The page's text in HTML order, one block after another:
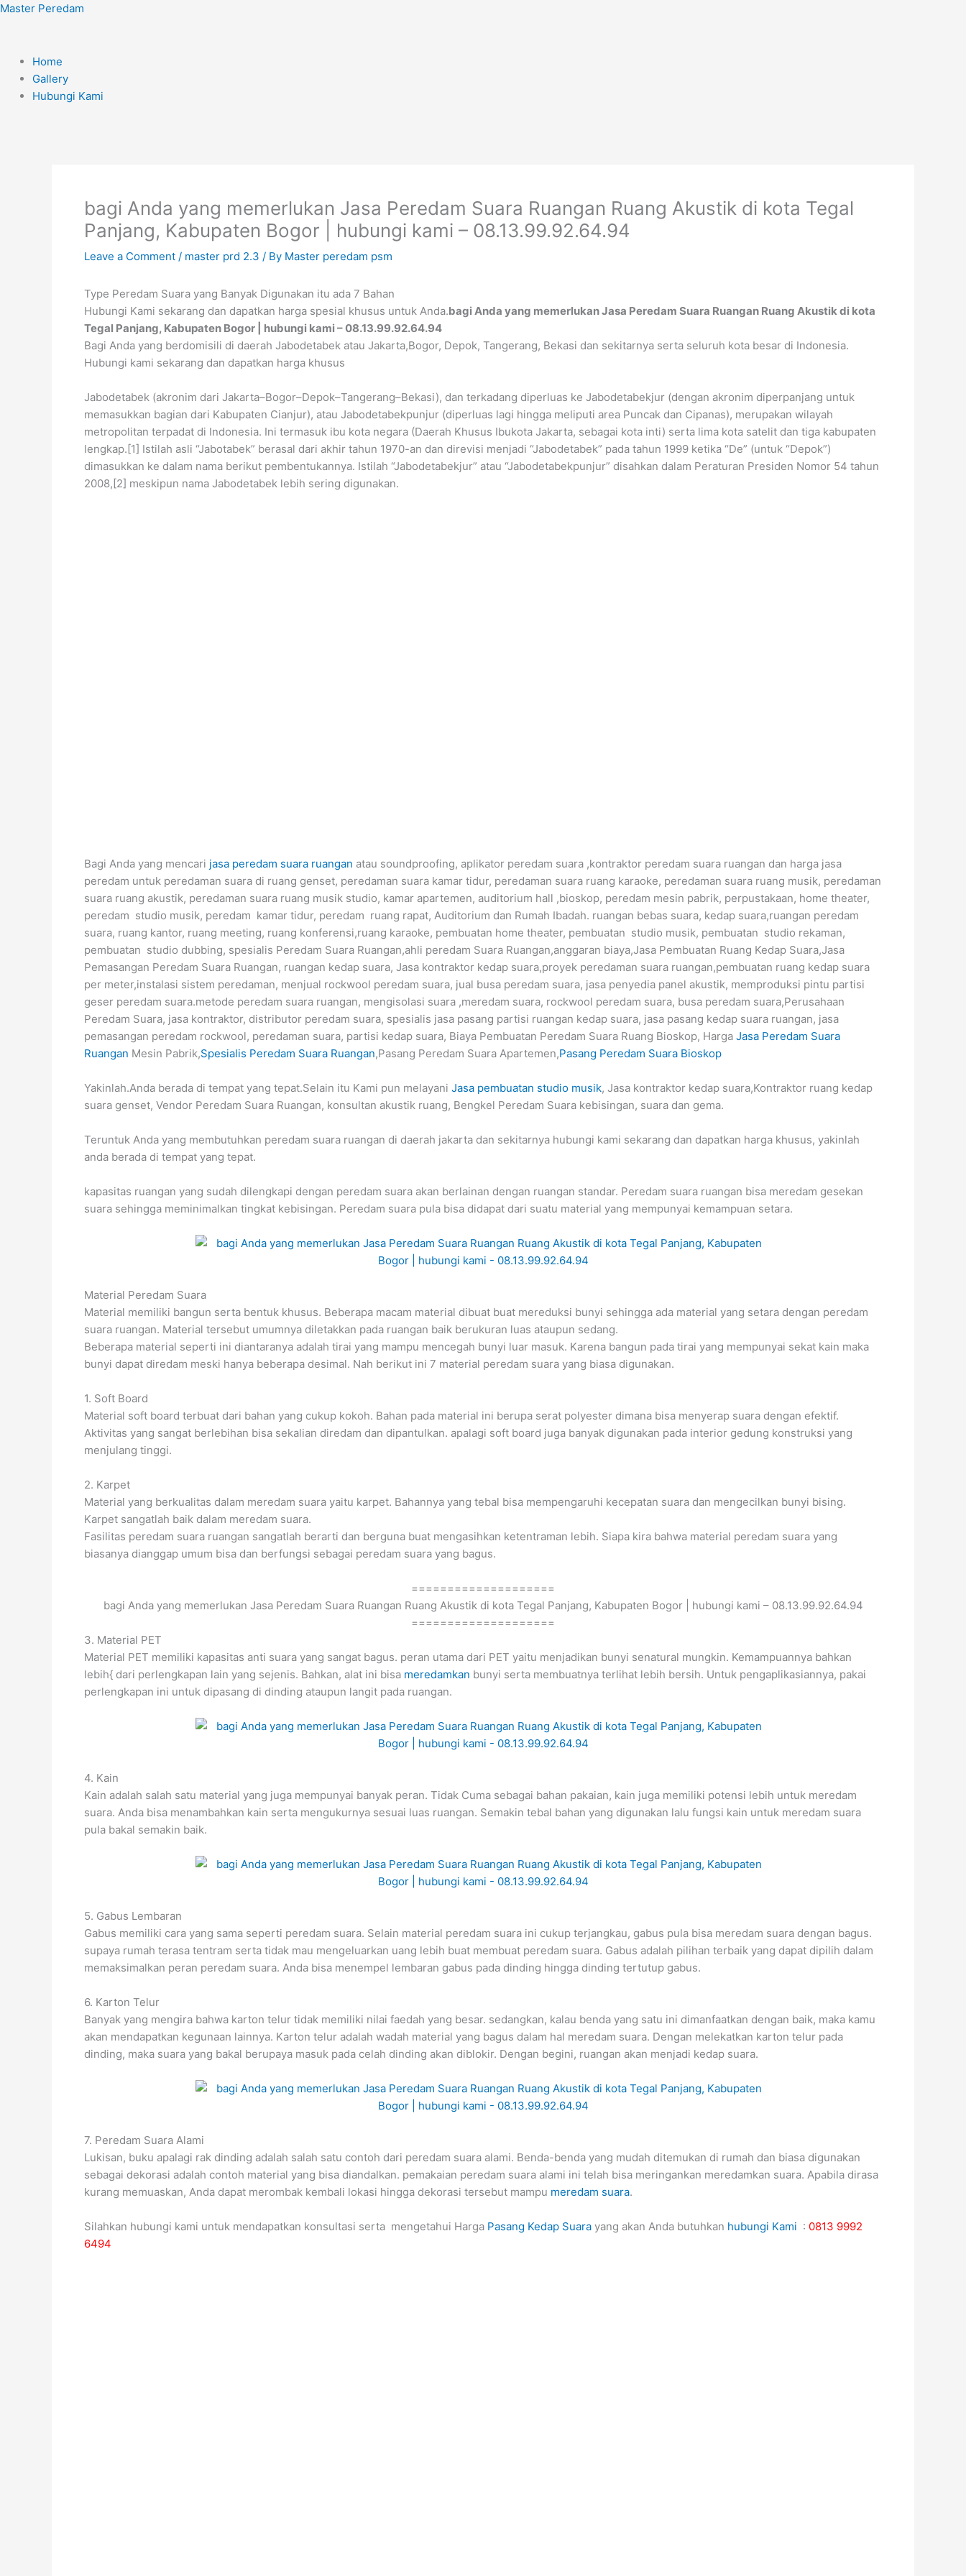
Skip
Master Peredam
Menu
Home
Gallery
Hubungi Kami
bagi Anda yang memerlukan Jasa Peredam Suara Ruangan Ruang Akustik di kota Tegal
Panjang, Kabupaten Bogor | hubungi kami – 08.13.99.92.64.94
Leave a Comment / master prd 2.3 / By Master peredam psm
Type Peredam Suara yang Banyak Digunakan itu ada 7 Bahan
Hubungi Kami sekarang dan dapatkan harga spesial khusus untuk Anda.bagi Anda yang memerlukan Jasa Peredam Suara Ruangan Ruang Akustik di kota
Tegal Panjang, Kabupaten Bogor | hubungi kami – 08.13.99.92.64.94
Bagi Anda yang berdomisili di daerah Jabodetabek atau Jakarta,Bogor, Depok, Tangerang, Bekasi dan sekitarnya serta seluruh kota besar di Indonesia.
Hubungi kami sekarang dan dapatkan harga khusus
Jabodetabek (akronim dari Jakarta–Bogor–Depok–Tangerang–Bekasi), dan terkadang diperluas ke Jabodetabekjur (dengan akronim diperpanjang untuk
memasukkan bagian dari Kabupaten Cianjur), atau Jabodetabekpunjur (diperluas lagi hingga meliputi area Puncak dan Cipanas), merupakan wilayah
metropolitan terpadat di Indonesia. Ini termasuk ibu kota negara (Daerah Khusus Ibukota Jakarta, sebagai kota inti) serta lima kota satelit dan tiga kabupaten
lengkap.[1] Istilah asli “Jabotabek” berasal dari akhir tahun 1970-an dan direvisi menjadi “Jabodetabek” pada tahun 1999 ketika “De” (untuk “Depok”)
dimasukkan ke dalam nama berikut pembentukannya. Istilah “Jabodetabekjur” atau “Jabodetabekpunjur” disahkan dalam Peraturan Presiden Nomor 54 tahun
2008,[2] meskipun nama Jabodetabek lebih sering digunakan.
Bagi Anda yang mencari jasa peredam suara ruangan atau soundproofing, aplikator peredam suara ,kontraktor peredam suara ruangan dan harga jasa
peredam untuk peredaman suara di ruang genset, peredaman suara kamar tidur, peredaman suara ruang karaoke, peredaman suara ruang musik, peredaman
suara ruang akustik, peredaman suara ruang musik studio, kamar apartemen, auditorium hall ,bioskop, peredam mesin pabrik, perpustakaan, home theater,
peredam studio musik, peredam kamar tidur, peredam ruang rapat, Auditorium dan Rumah Ibadah. ruangan bebas suara, kedap suara,ruangan peredam
suara, ruang kantor, ruang meeting, ruang konferensi,ruang karaoke, pembuatan home theater, pembuatan studio musik, pembuatan studio rekaman,
pembuatan studio dubbing, spesialis Peredam Suara Ruangan,ahli peredam Suara Ruangan,anggaran biaya,Jasa Pembuatan Ruang Kedap Suara,Jasa
Pemasangan Peredam Suara Ruangan, ruangan kedap suara, Jasa kontraktor kedap suara,proyek peredaman suara ruangan,pembuatan ruang kedap suara
per meter,instalasi sistem peredaman, menjual rockwool peredam suara, jual busa peredam suara, jasa penyedia panel akustik, memproduksi pintu partisi
geser peredam suara.metode peredam suara ruangan, mengisolasi suara ,meredam suara, rockwool peredam suara, busa peredam suara,Perusahaan
Peredam Suara, jasa kontraktor, distributor peredam suara, spesialis jasa pasang partisi ruangan kedap suara, jasa pasang kedap suara ruangan, jasa
pemasangan peredam rockwool, peredaman suara, partisi kedap suara, Biaya Pembuatan Peredam Suara Ruang Bioskop, Harga Jasa Peredam Suara
Ruangan Mesin Pabrik,Spesialis Peredam Suara Ruangan,Pasang Peredam Suara Apartemen,Pasang Peredam Suara Bioskop
Yakinlah.Anda berada di tempat yang tepat.Selain itu Kami pun melayani Jasa pembuatan studio musik, Jasa kontraktor kedap suara,Kontraktor ruang kedap
suara genset, Vendor Peredam Suara Ruangan, konsultan akustik ruang, Bengkel Peredam Suara kebisingan, suara dan gema.
Teruntuk Anda yang membutuhkan peredam suara ruangan di daerah jakarta dan sekitarnya hubungi kami sekarang dan dapatkan harga khusus, yakinlah
anda berada di tempat yang tepat.
kapasitas ruangan yang sudah dilengkapi dengan peredam suara akan berlainan dengan ruangan standar. Peredam suara ruangan bisa meredam gesekan
suara sehingga meminimalkan tingkat kebisingan. Peredam suara pula bisa didapat dari suatu material yang mempunyai kemampuan setara.
Material Peredam Suara
Material memiliki bangun serta bentuk khusus. Beberapa macam material dibuat buat mereduksi bunyi sehingga ada material yang setara dengan peredam
suara ruangan. Material tersebut umumnya diletakkan pada ruangan baik berukuran luas ataupun sedang.
Beberapa material seperti ini diantaranya adalah tirai yang mampu mencegah bunyi luar masuk. Karena bangun pada tirai yang mempunyai sekat kain maka
bunyi dapat diredam meski hanya beberapa desimal. Nah berikut ini 7 material peredam suara yang biasa digunakan.
1. Soft Board
Material soft board terbuat dari bahan yang cukup kokoh. Bahan pada material ini berupa serat polyester dimana bisa menyerap suara dengan efektif.
Aktivitas yang sangat berlebihan bisa sekalian diredam dan dipantulkan. apalagi soft board juga banyak digunakan pada interior gedung konstruksi yang
menjulang tinggi.
2. Karpet
Material yang berkualitas dalam meredam suara yaitu karpet. Bahannya yang tebal bisa mempengaruhi kecepatan suara dan mengecilkan bunyi bising.
Karpet sangatlah baik dalam meredam suara.
Fasilitas peredam suara ruangan sangatlah berarti dan berguna buat mengasihkan ketentraman lebih. Siapa kira bahwa material peredam suara yang
biasanya dianggap umum bisa dan berfungsi sebagai peredam suara yang bagus.
====================
bagi Anda yang memerlukan Jasa Peredam Suara Ruangan Ruang Akustik di kota Tegal Panjang, Kabupaten Bogor | hubungi kami – 08.13.99.92.64.94
====================
3. Material PET
Material PET memiliki kapasitas anti suara yang sangat bagus. peran utama dari PET yaitu menjadikan bunyi senatural mungkin. Kemampuannya bahkan
lebih{ dari perlengkapan lain yang sejenis. Bahkan, alat ini bisa meredamkan bunyi serta membuatnya terlihat lebih bersih. Untuk pengaplikasiannya, pakai
perlengkapan ini untuk dipasang di dinding ataupun langit pada ruangan.
4. Kain
Kain adalah salah satu material yang juga mempunyai banyak peran. Tidak Cuma sebagai bahan pakaian, kain juga memiliki potensi lebih untuk meredam
suara. Anda bisa menambahkan kain serta mengukurnya sesuai luas ruangan. Semakin tebal bahan yang digunakan lalu fungsi kain untuk meredam suara
pula bakal semakin baik.
5. Gabus Lembaran
Gabus memiliki cara yang sama seperti peredam suara. Selain material peredam suara ini cukup terjangkau, gabus pula bisa meredam suara dengan bagus.
supaya rumah terasa tentram serta tidak mau mengeluarkan uang lebih buat membuat peredam suara. Gabus adalah pilihan terbaik yang dapat dipilih dalam
memaksimalkan peran peredam suara. Anda bisa menempel lembaran gabus pada dinding hingga dinding tertutup gabus.
6. Karton Telur
Banyak yang mengira bahwa karton telur tidak memiliki nilai faedah yang besar. sedangkan, kalau benda yang satu ini dimanfaatkan dengan baik, maka kamu
akan mendapatkan kegunaan lainnya. Karton telur adalah wadah material yang bagus dalam hal meredam suara. Dengan melekatkan karton telur pada
dinding, maka suara yang bakal berupaya masuk pada celah dinding akan diblokir. Dengan begini, ruangan akan menjadi kedap suara.
7. Peredam Suara Alami
Lukisan, buku apalagi rak dinding adalah salah satu contoh dari peredam suara alami. Benda-benda yang mudah ditemukan di rumah dan biasa digunakan
sebagai dekorasi adalah contoh material yang bisa diandalkan. pemakaian peredam suara alami ini telah bisa meringankan meredamkan suara. Apabila dirasa
kurang memuaskan, Anda dapat merombak kembali lokasi hingga dekorasi tersebut mampu meredam suara.
Silahkan hubungi kami untuk mendapatkan konsultasi serta mengetahui Harga Pasang Kedap Suara yang akan Anda butuhkan hubungi Kami : 0813 9992
6494